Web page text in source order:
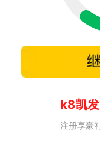
k8凯
注册享豪